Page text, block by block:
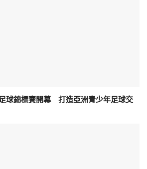
球錦標賽開幕 打造亞洲青少年足球交